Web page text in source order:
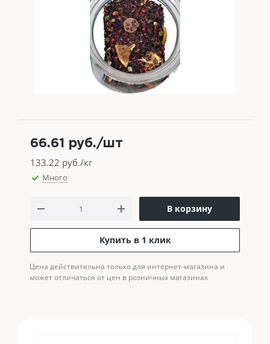
66.61 руб./шт
133.22 руб./кг
Много
В корзину
Купить в 1 клик
Цена действительна только для интернет-магазина и
может отличаться от цен в розничных магазинах